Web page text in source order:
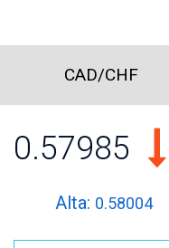
CAD/CHF
0.57985
Alta: 0.58004